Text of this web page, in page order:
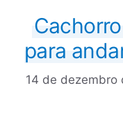
para
14 de dezembro